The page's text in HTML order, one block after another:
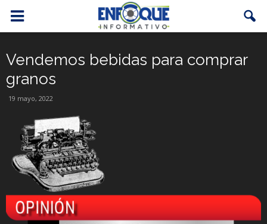
Vendemos bebidas para comprar
granos
19 mayo, 2022